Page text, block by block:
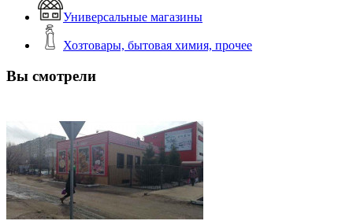
Универсальные магазины
Хозтовары, бытовая химия, прочее
Вы смотрели